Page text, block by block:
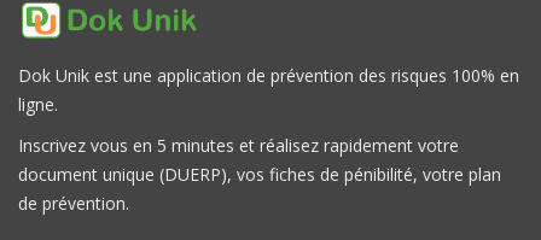
Dok Unik est une application de prévention des risques 100% en
ligne.
Inscrivez vous en 5 minutes et réalisez rapidement votre
document unique (DUERP), vos fiches de pénibilité, votre plan
de prévention.